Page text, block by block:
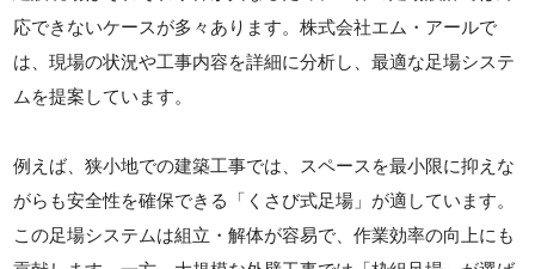
応できないケースが多々あります。株式会社エム・アールで
は、現場の状況や工事内容を詳細に分析し、最適な足場システ
ムを提案しています。
例えば、狭小地での建築工事では、スペースを最小限に抑えな
がらも安全性を確保できる「くさび式足場」が適しています。
この足場システムは組立・解体が容易で、作業効率の向上にも